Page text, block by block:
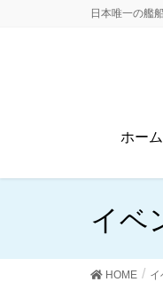
日本唯一の艦
ホーム
イベ
HOME